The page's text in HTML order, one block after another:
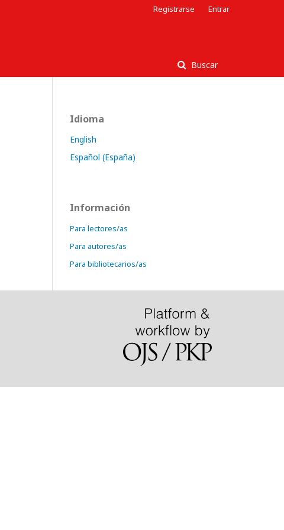
Buscar
Registrarse Entrar
Idioma
English
Español (España)
Información
Para lectores/as
Para autores/as
Para bibliotecarios/as